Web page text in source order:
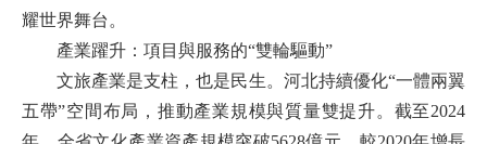
耀世界舞台。
產業躍升：項目與服務的“雙輪驅動”
文旅產業是支柱，也是民生。河北持續優化“一體兩翼
五帶”空間布局，推動產業規模與質量雙提升。截至2024